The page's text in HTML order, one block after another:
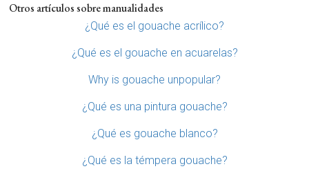
Otros artículos sobre manualidades
¿Qué es el gouache acrílico?
¿Qué es el gouache en acuarelas?
Why is gouache unpopular?
¿Qué es una pintura gouache?
¿Qué es gouache blanco?
¿Qué es la témpera gouache?